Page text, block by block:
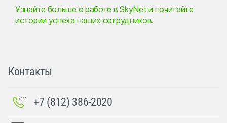
Узнайте больше о работе в SkyNet и почитайте
истории успеха наших сотрудников.
Контакты
+7 (812) 386-2020